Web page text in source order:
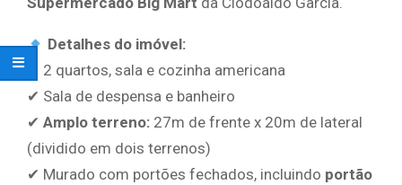
Detalhes do imóvel:
✔ 2 quartos, sala e cozinha americana
✔ Sala de despensa e banheiro
✔ Amplo terreno: 27m de frente x 20m de lateral
(dividido em dois terrenos)
✔ Murado com portões fechados, incluindo portão